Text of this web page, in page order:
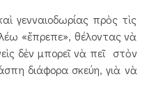
γενναιοδωρίας πρὸς τὶς
«ἔπρεπε», θέλοντας νὰ
δὲν μπορεῖ νὰ πεῖ στὸν
διάφορα σκεύη, γιὰ νὰ